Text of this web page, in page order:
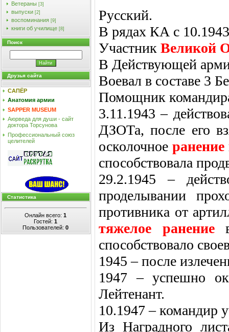
Ветераны [3]
выпуски [2]
воспоминания [9]
книги об училище [8]
Поиск
Друзья сайта
САПЁР
Анатомия армии
SAPPER MUSEUM
Аюрведа для души - сайт
доктора Торсунова
Профессиональный союз
целителей
Статистика
Онлайн всего:1
Гостей:1
Пользователей:0
Русский.
В рядах КА с
Участник Великой
В Действующей
Воевал в составе 3
Помощник
3.11.1943 –
ДЗОТа, после его
осколочное ранение
способствовала
29.2.1945 –
проделывании
противника от
тяжелое ранение
способствовало
1945 – после
1947 – успешно
Лейтенант.
10.1947 – командир
Из Наградного